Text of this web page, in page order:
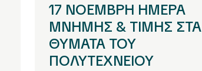
17 ΝΟΕΜΒΡΗ ΗΜΕΡΑ
ΜΝΗΜΗΣ & ΤΙΜΗΣ ΣΤΑ
ΘΥΜΑΤΑ ΤΟΥ
ΠΟΛΥΤΕΧΝΕΙΟΥ